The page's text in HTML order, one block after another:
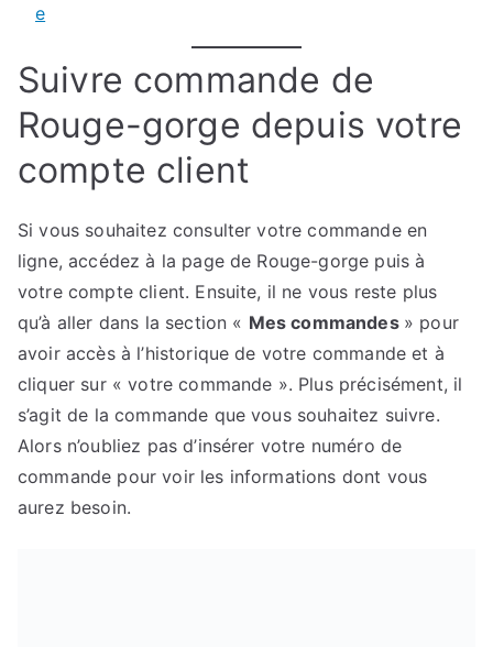
e
Suivre commande de
Rouge-gorge depuis votre
compte client
Si vous souhaitez consulter votre commande en
ligne, accédez à la page de Rouge-gorge puis à
votre compte client. Ensuite, il ne vous reste plus
qu’à aller dans la section « Mes commandes » pour
avoir accès à l’historique de votre commande et à
cliquer sur « votre commande ». Plus précisément, il
s’agit de la commande que vous souhaitez suivre.
Alors n’oubliez pas d’insérer votre numéro de
commande pour voir les informations dont vous
aurez besoin.